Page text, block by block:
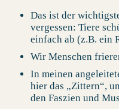
Das ist der
vergessen: Tiere
einfach ab (z.B. ein
Wir Menschen
In meinen
hier das „Zittern“,
den Faszien und